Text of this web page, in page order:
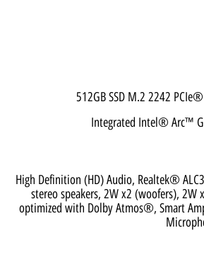
512GB SSD M.2 2242
Integrated Intel® Arc™
High Definition (HD) Audio, Realtek®
stereo speakers, 2W x2 (woofers), 2W
optimized with Dolby Atmos®, Smart